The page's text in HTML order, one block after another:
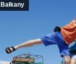
Bałkany